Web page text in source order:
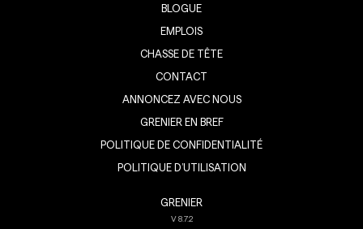
BLOGUE
EMPLOIS
CHASSE DE TÊTE
CONTACT
ANNONCEZ AVEC NOUS
GRENIER EN BREF
POLITIQUE DE CONFIDENTIALITÉ
POLITIQUE D’UTILISATION
GRENIER
V8.7.2